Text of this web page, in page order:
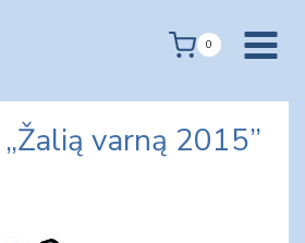
0
varną 2015”